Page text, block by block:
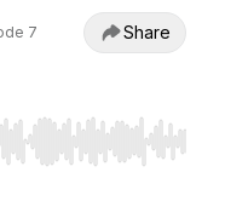
7 Share
Home/End to jump to